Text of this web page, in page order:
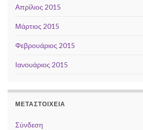
Απρίλιος 2015
Μάρτιος 2015
Φεβρουάριος 2015
Ιανουάριος 2015
ΜΕΤΑΣΤΟΙΧΕΊΑ
Σύνδεση